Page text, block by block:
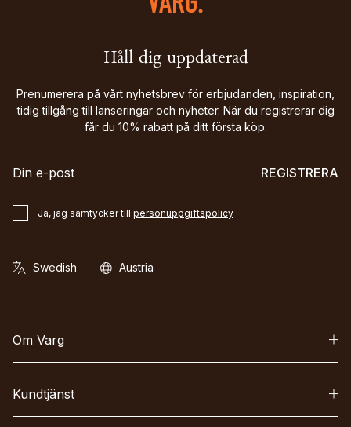
Håll dig uppdaterad
Prenumerera på vårt nyhetsbrev för erbjudanden, inspiration,
tidig tillgång till lanseringar och nyheter. När du registrerar dig
får du 10% rabatt på ditt första köp.
REGISTRERA
Ja, jag samtycker till personuppgiftspolicy
Om Varg
Kundtjänst